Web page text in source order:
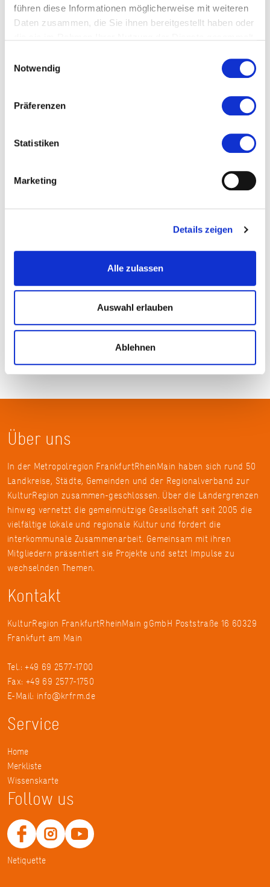
führen diese Informationen möglicherweise mit weiteren
Daten zusammen, die Sie ihnen bereitgestellt haben oder
Notwendig
Präferenzen
Statistiken
Marketing
Details zeigen
Alle zulassen
Auswahl erlauben
Ablehnen
Kosten und Anmeldung
Über uns
In der Metropolregion FrankfurtRheinMain haben sich rund 50
Landkreise, Städte, Gemeinden und der Regionalverband zur
KulturRegion zusammen-geschlossen. Über die Ländergrenzen
hinweg vernetzt die gemeinnützige Gesellschaft seit 2005 die
vielfältige lokale und regionale Kultur und fördert die
interkommunale Zusammenarbeit. Gemeinsam mit ihren
Mitgliedern präsentiert sie Projekte und setzt Impulse zu
wechselnden Themen.
Kontakt
KulturRegion FrankfurtRheinMain gGmbH Poststraße 16 60329
Frankfurt am Main
Tel.: +49 69 2577-1700
Fax: +49 69 2577-1750
E-Mail: info@krfrm.de
Service
Home
Merkliste
Wissenskarte
Follow us
Netiquette